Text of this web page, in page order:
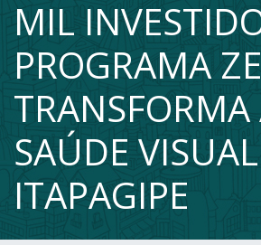
MIL
PROGRAMA
TRANSFORMA
SAÚDE
ITAPAGIPE